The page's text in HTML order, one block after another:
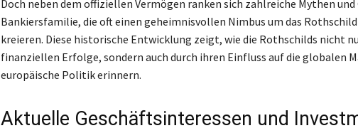
Doch neben dem offiziellen Vermögen ranken sich zahlreiche Mythen und
Bankiersfamilie, die oft einen geheimnisvollen Nimbus um das
kreieren. Diese historische Entwicklung zeigt, wie die Rothschilds nicht
finanziellen Erfolge, sondern auch durch ihren Einfluss auf die globalen
europäische Politik erinnern.
Aktuelle Geschäftsinteressen und